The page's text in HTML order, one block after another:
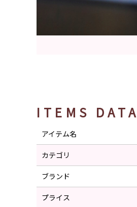
ITEMS DATA
アイテム名
カテゴリ
ブランド
プライス